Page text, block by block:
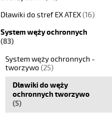
Dławiki do stref EX ATEX(16)
System węży ochronnych
(83)
System węży ochronnych -
tworzywo (25)
Dławiki do węży
ochronnych tworzywo
(5)